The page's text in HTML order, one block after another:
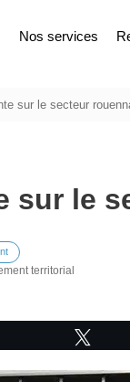
Nos services
sur le secteur
sur le
territorial